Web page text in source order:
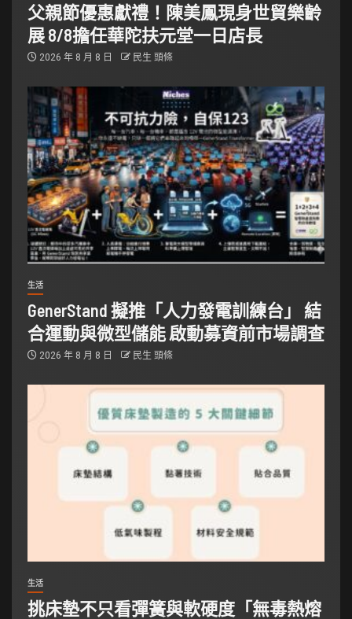
父親節優惠獻禮！陳美鳳現身世貿樂齡
展 8/8擔任華陀扶元堂一日店長
2026 年 8 月 8 日 民生 頭條
生活
GenerStand 擬推「人力發電訓練台」 結
合運動與微型儲能 啟動募資前市場調查
2026 年 8 月 8 日 民生 頭條
生活
挑床墊不只看彈簧與軟硬度「無毒熱熔